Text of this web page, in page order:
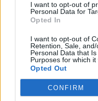
I want to opt-out of
Personal Data for
Opted In
I want to opt-out of
Retention, Sale,
Personal Data that
Purposes for which it
Opted Out
CONFIRM
TAGS